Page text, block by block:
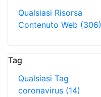
Qualsiasi Risorsa
Contenuto Web (306)
Tag
Qualsiasi Tag
coronavirus (14)